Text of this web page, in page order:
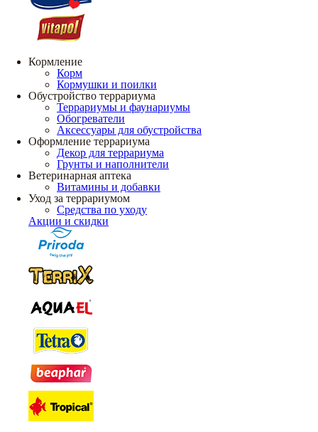
Кормление
Корм
Кормушки и поилки
Обустройство террариума
Террариумы и фаунариумы
Обогреватели
Аксессуары для обустройства
Оформление террариума
Декор для террариума
Грунты и наполнители
Ветеринарная аптека
Витамины и добавки
Уход за террариумом
Средства по уходу
Акции и скидки